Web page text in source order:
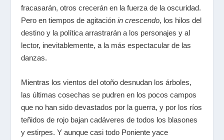
fracasarán, otros crecerán en la fuerza de la oscuridad.
Pero en tiempos de agitaciónin crescendo, los hilos del
destino y la política arrastrarán a los personajes y al
lector, inevitablemente, a la más espectacular de las
danzas.
Mientras los vientos del otoño desnudan los árboles,
las últimas cosechas se pudren en los pocos campos
que no han sido devastados por la guerra, y por los ríos
teñidos de rojo bajan cadáveres de todos los blasones
y estirpes. Y aunque casi todo Poniente yace